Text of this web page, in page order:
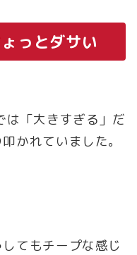
っとダサい
は「大きすぎる」だ
かれていました。
てもチープな感じ